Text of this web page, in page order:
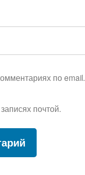
по email.
почтой.